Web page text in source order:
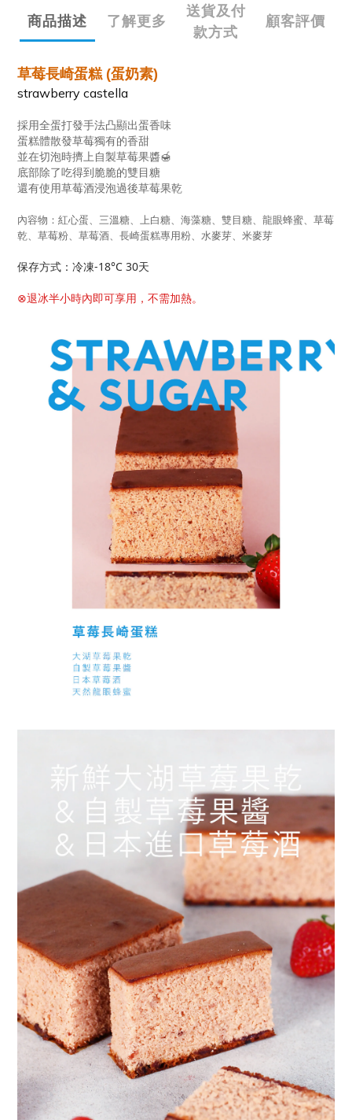
商品描述 了解更多
送貨及付
款方式
顧客評價
草莓長崎蛋糕 (蛋奶素)
strawberry castella
採用全蛋打發手法凸顯出蛋香味
蛋糕體散發草莓獨有的香甜
並在切泡時擠上自製草莓果醬🍯
底部除了吃得到脆脆的雙目糖
還有使用草莓酒浸泡過後草莓果乾
內容物：紅心蛋、三溫糖、上白糖、海藻糖、雙目糖、龍眼蜂蜜、草莓
乾、草莓粉、草莓酒、長崎蛋糕專用粉、水麥芽、米麥芽
保存方式：冷凍-18°C 30天
⊗退冰半小時內即可享用，不需加熱。